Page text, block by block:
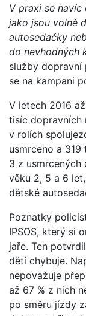
V praxi se navíc
jako jsou volně
autosedačky
do nevhodných
služby dopravní
se na kampani
V letech 2016
tisíc dopravních
v rolích
usmrceno a
3 z usmrcených
věku 2, 5 a 6
dětské
Poznatky
IPSOS, který si
jaře. Ten
dětí chybuje.
nepovažuje
až 67 % z nich
po směru jízdy